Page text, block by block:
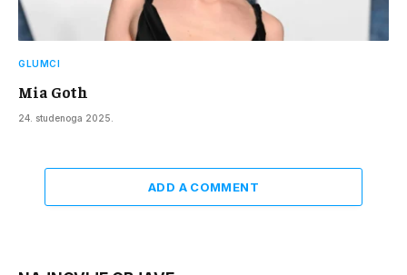
GLUMCI
Mia Goth
24. studenoga 2025.
ADD A COMMENT